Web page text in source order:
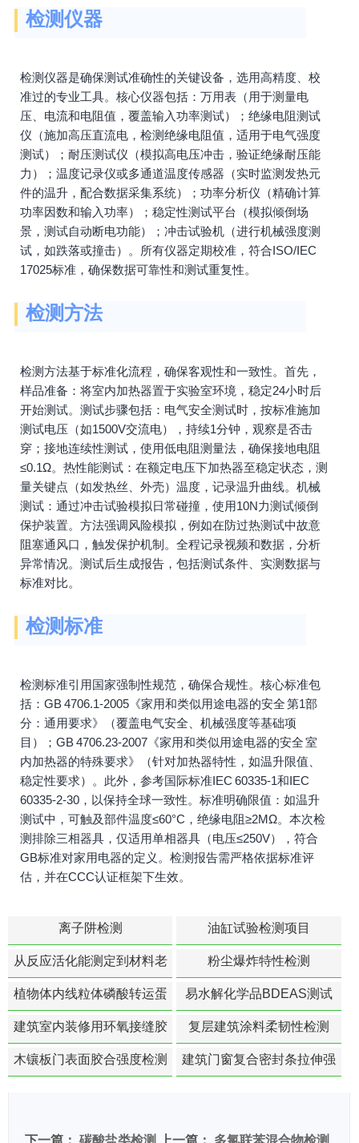
检测仪器
检测仪器是确保测试准确性的关键设备，选用高精度、校
准过的专业工具。核心仪器包括：万用表（用于测量电
压、电流和电阻值，覆盖输入功率测试）；绝缘电阻测试
仪（施加高压直流电，检测绝缘电阻值，适用于电气强度
测试）；耐压测试仪（模拟高电压冲击，验证绝缘耐压能
力）；温度记录仪或多通道温度传感器（实时监测发热元
件的温升，配合数据采集系统）；功率分析仪（精确计算
功率因数和输入功率）；稳定性测试平台（模拟倾倒场
景，测试自动断电功能）；冲击试验机（进行机械强度测
试，如跌落或撞击）。所有仪器定期校准，符合ISO/IEC
17025标准，确保数据可靠性和测试重复性。
检测方法
检测方法基于标准化流程，确保客观性和一致性。首先，
样品准备：将室内加热器置于实验室环境，稳定24小时后
开始测试。测试步骤包括：电气安全测试时，按标准施加
测试电压（如1500V交流电），持续1分钟，观察是否击
穿；接地连续性测试，使用低电阻测量法，确保接地电阻
≤0.1Ω。热性能测试：在额定电压下加热器至稳定状态，测
量关键点（如发热丝、外壳）温度，记录温升曲线。机械
测试：通过冲击试验模拟日常碰撞，使用10N力测试倾倒
保护装置。方法强调风险模拟，例如在防过热测试中故意
阻塞通风口，触发保护机制。全程记录视频和数据，分析
异常情况。测试后生成报告，包括测试条件、实测数据与
标准对比。
检测标准
检测标准引用国家强制性规范，确保合规性。核心标准包
括：GB 4706.1-2005《家用和类似用途电器的安全 第1部
分：通用要求》（覆盖电气安全、机械强度等基础项
目）；GB 4706.23-2007《家用和类似用途电器的安全 室
内加热器的特殊要求》（针对加热器特性，如温升限值、
稳定性要求）。此外，参考国际标准IEC 60335-1和IEC
60335-2-30，以保持全球一致性。标准明确限值：如温升
测试中，可触及部件温度≤60°C，绝缘电阻≥2MΩ。本次检
测排除三相器具，仅适用单相器具（电压≤250V），符合
GB标准对家用电器的定义。检测报告需严格依据标准评
估，并在CCC认证框架下生效。
离子阱检测 油缸试验检测项目
从反应活化能测定到材料老
化寿命预测的经典模型
粉尘爆炸特性检测
植物体内线粒体磷酸转运蛋
白活性检测
易水解化学品BDEAS测试
建筑室内装修用环氧接缝胶
苯含量检测
复层建筑涂料柔韧性检测
木镶板门表面胶合强度检测
建筑门窗复合密封条拉伸强
下一篇： 碳酸盐类检测 上一篇： 多氯联苯混合物检测